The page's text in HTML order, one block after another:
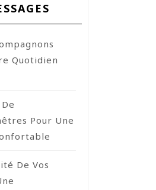
Quotidien
Pour Une
De Vos